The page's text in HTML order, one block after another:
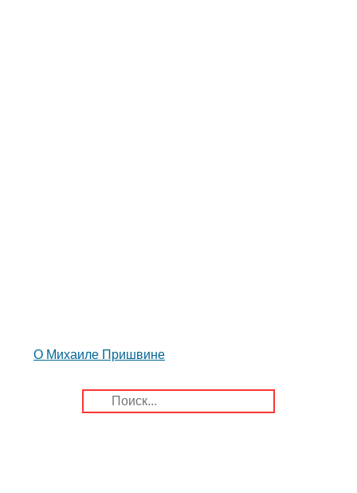
О Михаиле Пришвине